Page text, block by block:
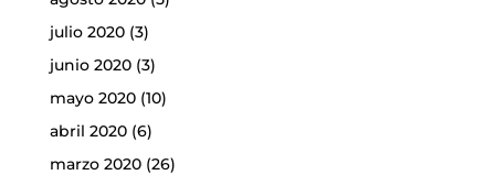
julio 2020(3)
junio 2020(3)
mayo 2020(10)
abril 2020(6)
marzo 2020(26)